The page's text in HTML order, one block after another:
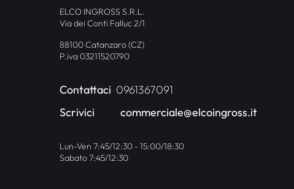
ELCO INGROSS S.R.L.
Via dei Conti Falluc 2/1
88100 Catanzaro (CZ)
P.iva 03211520790
Contattaci 0961367091
Scrivici
commerciale@elcoingross.it
Lun-Ven 7:45/12:30 - 15:00/18:30
Sabato 7:45/12:30